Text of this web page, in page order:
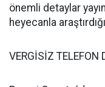
önemli detaylar
heyecanla
VERGİSİZ TELEFON